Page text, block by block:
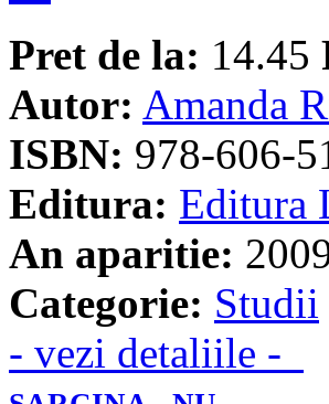
Pret de la: 14.45
Autor: Amanda
ISBN: 978-606-
Editura: Editura
An aparitie:
Categorie: Studii
- vezi detaliile -